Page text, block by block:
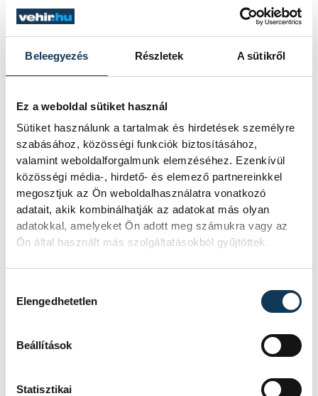
Beleegyezés Részletek A sütikről
Ez a weboldal sütiket használ
Sütiket használunk a tartalmak és hirdetések személyre
szabásához, közösségi funkciók biztosításához,
valamint weboldalforgalmunk elemzéséhez. Ezenkívül
közösségi média-, hirdető- és elemező partnereinkkel
megosztjuk az Ön weboldalhasználatra vonatkozó
adatait, akik kombinálhatják az adatokat más olyan
adatokkal, amelyeket Ön adott meg számukra vagy az
Ön által használt más szolgáltatásokból gyűjtöttek.
Elengedhetetlen
Beállítások
Statisztikai
áramvezető sínek gyártását jelenleg
automatizálják
Berzsenyi Miklós
SZERZŐ
vehir.hu